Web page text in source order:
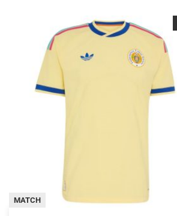
MATCH